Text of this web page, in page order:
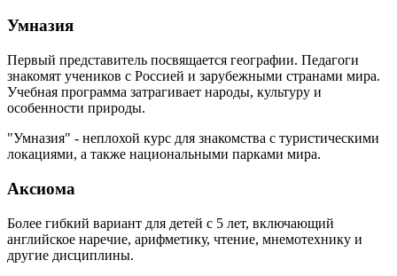
Умназия
Первый представитель посвящается географии. Педагоги
знакомят учеников с Россией и зарубежными странами мира.
Учебная программа затрагивает народы, культуру и
особенности природы.
"Умназия" - неплохой курс для знакомства с туристическими
локациями, а также национальными парками мира.
Аксиома
Более гибкий вариант для детей с 5 лет, включающий
английское наречие, арифметику, чтение, мнемотехнику и
другие дисциплины.